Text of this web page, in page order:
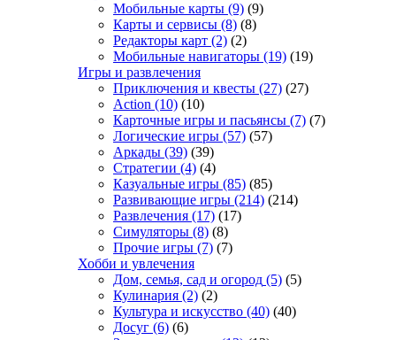
Мобильные карты (9) (9)
Карты и сервисы (8) (8)
Редакторы карт (2) (2)
Мобильные навигаторы (19) (19)
Игры и развлечения
Приключения и квесты (27) (27)
Action (10) (10)
Карточные игры и пасьянсы (7) (7)
Логические игры (57) (57)
Аркады (39) (39)
Стратегии (4) (4)
Казуальные игры (85) (85)
Развивающие игры (214) (214)
Развлечения (17) (17)
Симуляторы (8) (8)
Прочие игры (7) (7)
Хобби и увлечения
Дом, семья, сад и огород (5) (5)
Кулинария (2) (2)
Культура и искусство (40) (40)
Досуг (6) (6)